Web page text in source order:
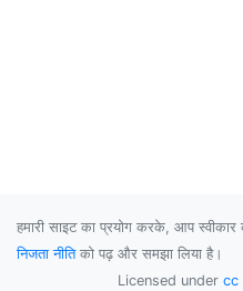
हमारी साइट का प्रयोग करके, आप
निजता नीतिको पढ़ और समझा लिया है।
Licensed under cc